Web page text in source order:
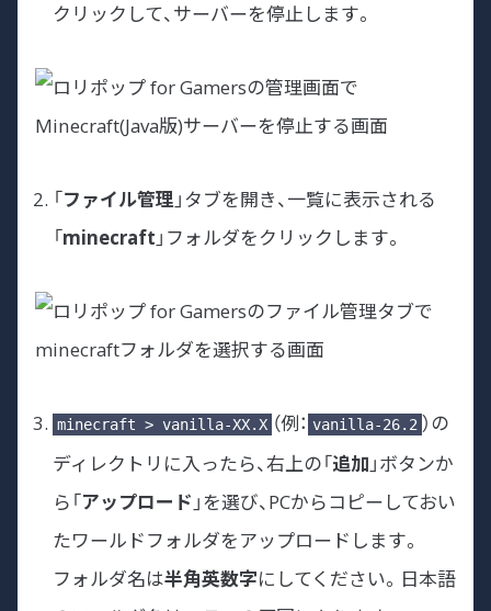
クリックして、サーバーを停止します。
「ファイル管理」タブを開き、一覧に表示される
「minecraft 」フォルダをクリックします。
minecraft > vanilla-XX.X （例： vanilla-26.2 ）の
ディレクトリに入ったら、右上の「追加 」ボタンか
ら「アップロード 」を選び、PCからコピーしておい
たワールドフォルダをアップロードします。
フォルダ名は半角英数字にしてください。日本語